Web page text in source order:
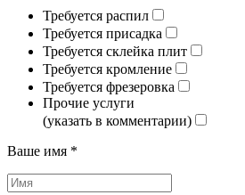
Требуется распил
Требуется присадка
Требуется склейка плит
Требуется кромление
Требуется фрезеровка
Прочие услуги
(указать в комментарии)
Ваше имя *